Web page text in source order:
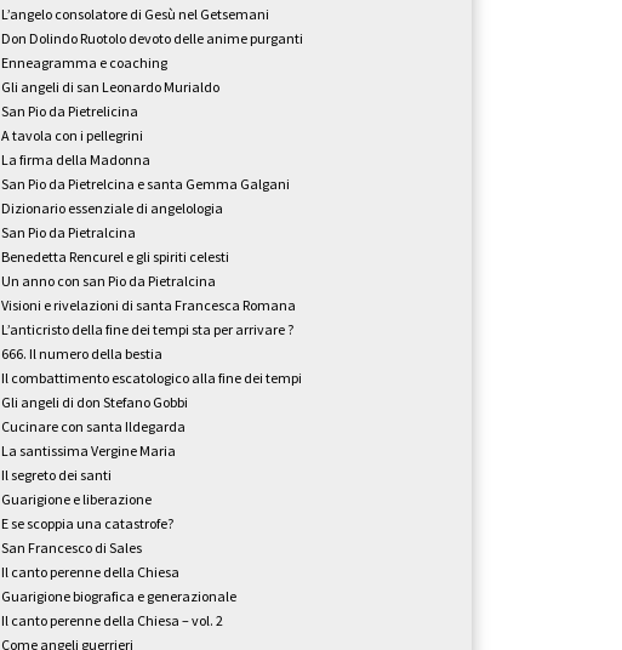
L’angelo consolatore di Gesù nel Getsemani
Don Dolindo Ruotolo devoto delle anime purganti
Enneagramma e coaching
Gli angeli di san Leonardo Murialdo
San Pio da Pietrelicina
A tavola con i pellegrini
La firma della Madonna
San Pio da Pietrelcina e santa Gemma Galgani
Dizionario essenziale di angelologia
San Pio da Pietralcina
Benedetta Rencurel e gli spiriti celesti
Un anno con san Pio da Pietralcina
Visioni e rivelazioni di santa Francesca Romana
L’anticristo della fine dei tempi sta per arrivare ?
666. Il numero della bestia
Il combattimento escatologico alla fine dei tempi
Gli angeli di don Stefano Gobbi
Cucinare con santa Ildegarda
La santissima Vergine Maria
Il segreto dei santi
Guarigione e liberazione
E se scoppia una catastrofe?
San Francesco di Sales
Il canto perenne della Chiesa
Guarigione biografica e generazionale
Il canto perenne della Chiesa – vol. 2
Come angeli guerrieri